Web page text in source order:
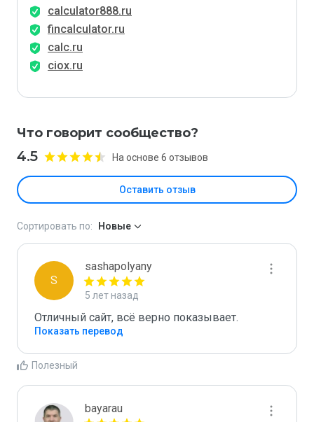
calculator888.ru
fincalculator.ru
calc.ru
ciox.ru
Что говорит сообщество?
4.5 На основе 6 отзывов
Оставить отзыв
Сортировать по: Новые
S
sashapolyany
5 лет назад
Отличный сайт, всё верно показывает.
Показать перевод
Полезный
bayarau